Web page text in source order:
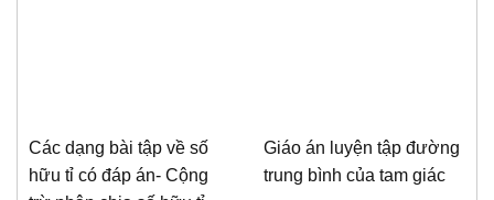
Các dạng bài tập về số
hữu tỉ có đáp án- Cộng
Giáo án luyện tập đường
trung bình của tam giác